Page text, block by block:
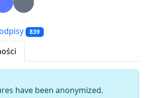
839
have been anonymized.